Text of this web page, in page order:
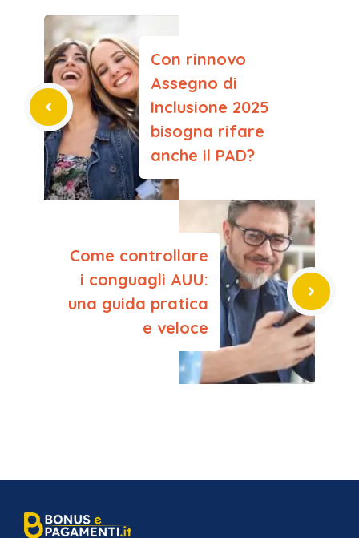
Con rinnovo
Assegno di
Inclusione 2025
bisogna rifare
anche il PAD?
Come controllare
i conguagli AUU:
una guida pratica
e veloce